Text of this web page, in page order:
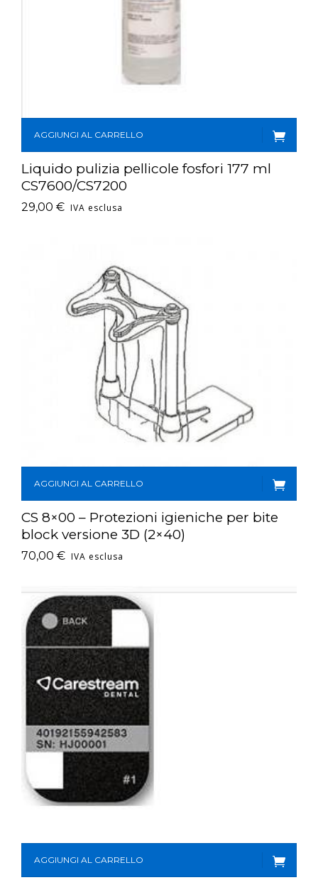
AGGIUNGI AL CARRELLO
Liquido pulizia pellicole fosfori 177 ml
CS7600/CS7200
29,00 € IVA esclusa
AGGIUNGI AL CARRELLO
CS 8×00 – Protezioni igieniche per bite
block versione 3D (2×40)
70,00 € IVA esclusa
AGGIUNGI AL CARRELLO